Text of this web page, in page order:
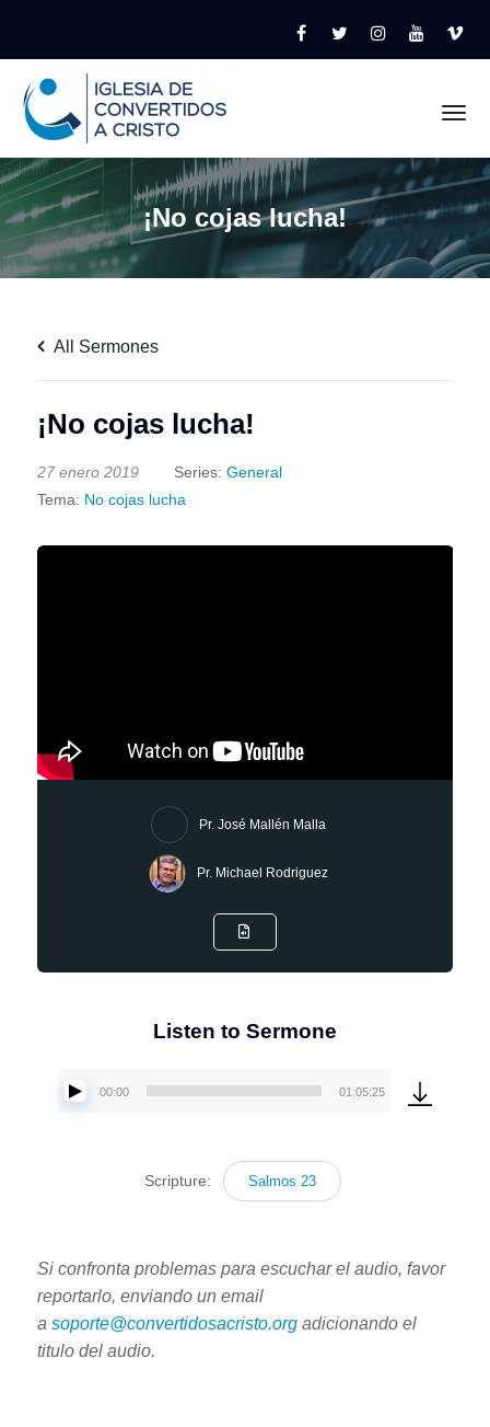
¡No cojas lucha!
All Sermones
¡No cojas lucha!
27 enero 2019 Series: General
Tema: No cojas lucha
Pr. José Mallén Malla
Pr. Michael Rodriguez
Listen to Sermone
Reproductor
audio
00:00 01:05:25
Scripture: Salmos 23
Si confronta problemas para escuchar el audio, favor
reportarlo, enviando un email
a soporte@convertidosacristo.orgadicionando el
titulo del audio.